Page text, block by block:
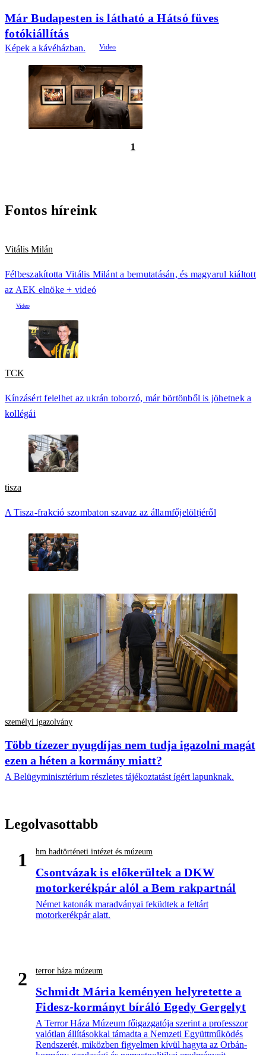
Már Budapesten is látható a Hátsó füves
fotókiállítás
Képek a kávéházban.
1
Fontos híreink
Vitális Milán
Félbeszakította Vitális Milánt a bemutatásán, és magyarul kiáltott
az AEK elnöke + videó
TCK
Kínzásért felelhet az ukrán toborzó, már börtönből is jöhetnek a
kollégái
tisza
A Tisza-frakció szombaton szavaz az államfőjelöltjéről
személyi igazolvány
Több tízezer nyugdíjas nem tudja igazolni magát
ezen a héten a kormány miatt?
A Belügyminisztérium részletes tájékoztatást ígért lapunknak.
Legolvasottabb
1 hm hadtörténeti intézet és múzeum
Csontvázak is előkerültek a DKW
motorkerékpár alól a Bem rakpartnál
Német katonák maradványai feküdtek a feltárt
motorkerékpár alatt.
2 terror háza múzeum
Schmidt Mária keményen helyretette a
Fidesz-kormányt bíráló Egedy Gergelyt
A Terror Háza Múzeum főigazgatója szerint a professzor
valótlan állításokkal támadta a Nemzeti Együttműködés
Rendszerét, miközben figyelmen kívül hagyta az Orbán-